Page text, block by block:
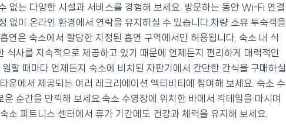
없는 다양한 시설과 서비스를 경험해 보세요. 방문하는 동안 Wi-Fi 연결
없이 온라인 환경에서 연락을 유지하실 수 있습니다.차량 소유 투숙객을
연은 숙소에서 할당한 지정된 흡연 구역에서만 허용됩니다. 숙소 내 식
식사를 지속적으로 제공하고 있기 때문에 언제든지 편리하게 매력적인
할 때마다 언제든지 숙소에 비치된 자판기에서 간단한 간식을 구매하실
운에서 제공되는 여러 레크리에이션 액티비티에 참여해 보세요. 숙소 수
순간을 만끽해 보세요.숙소 수영장에 위치한 바에서 칵테일을 마시며
소 피트니스 센터에서 휴가 기간에도 건강과 체력을 유지해 보세요.